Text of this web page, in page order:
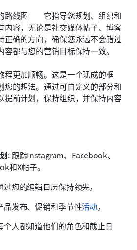
路线图——它指导您规划、组织和
内容，无论是社交媒体帖子、博客
正确的方向，确保您永远不会错过
都与您的营销目标保持一致。
程更加顺畅。这是一个现成的框
您的想法。通过可自定义的部分和
提前计划，保持组织，并保持内容
: 跟踪Instagram、Facebook、
和X帖子。
过您的编辑日历保持领先。
品发布、促销和季节性活动。
个人都知道他们的角色和截止日